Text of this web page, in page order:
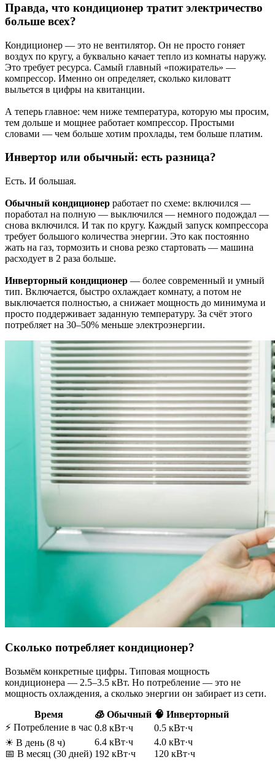
Правда, что кондиционер тратит электричество
больше всех?
Кондиционер — это не вентилятор. Он не просто гоняет
воздух по кругу, а буквально качает тепло из комнаты наружу.
Это требует ресурса. Самый главный «пожиратель»‎‎ —
компрессор. Именно он определяет, сколько киловатт
выльется в цифры на квитанции.
А теперь главное: чем ниже температура, которую мы просим,
тем дольше и мощнее работает компрессор. Простыми
словами — чем больше хотим прохлады, тем больше платим.
Инвертор или обычный: есть разница?
Есть. И большая.
Обычный кондиционер работает по схеме: включился —
поработал на полную — выключился — немного подождал —
снова включился. И так по кругу. Каждый запуск компрессора
требует большого количества энергии. Это как постоянно
жать на газ, тормозить и снова резко стартовать — машина
расходует в 2 раза больше.
Инверторный кондиционер — более современный и умный
тип. Включается, быстро охлаждает комнату, а потом не
выключается полностью, а снижает мощность до минимума и
просто поддерживает заданную температуру. За счёт этого
потребляет на 30–50% меньше электроэнергии.
Сколько потребляет кондиционер?
Возьмём конкретные цифры. Типовая мощность
кондиционера — 2.5–3.5 кВт. Но потребление — это не
мощность охлаждения, а сколько энергии он забирает из сети.
Время
🧊 Обычный 🧠 Инверторный
⚡ Потребление в час 0.8 кВт·ч
0.5 кВт·ч
☀ В день (8 ч)
6.4 кВт·ч
4.0 кВт·ч
📅 В месяц (30 дней) 192 кВт·ч 120 кВт·ч